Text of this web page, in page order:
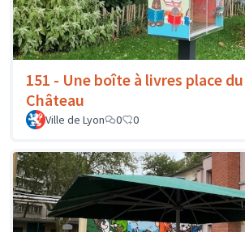
151 - Une boîte à livres place du
Château
Ville de Lyon 0 0